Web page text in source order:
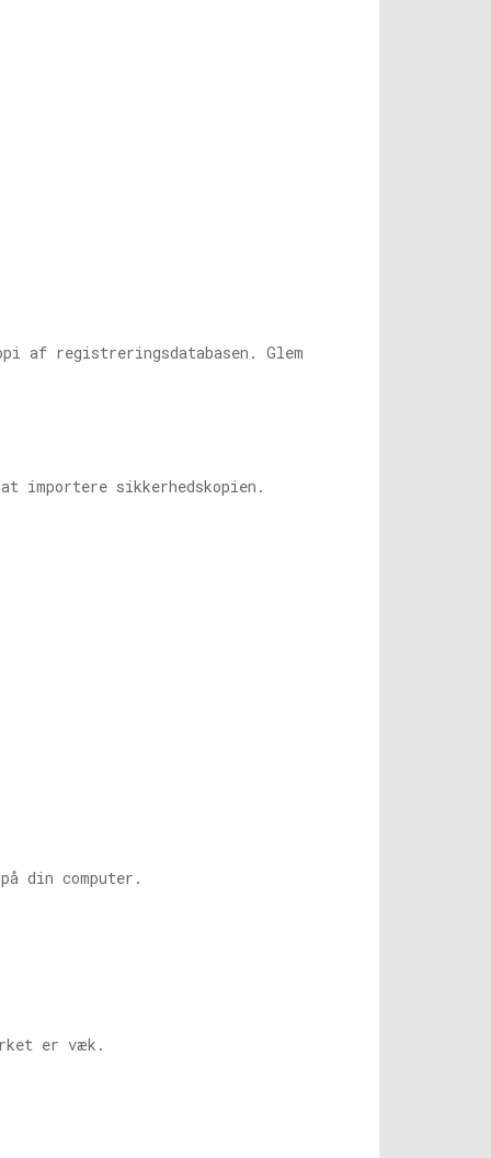
af registreringsdatabasen. Glem
importere sikkerhedskopien.
din computer.
er væk.